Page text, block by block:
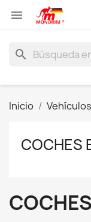

search
Inicio
COCHES